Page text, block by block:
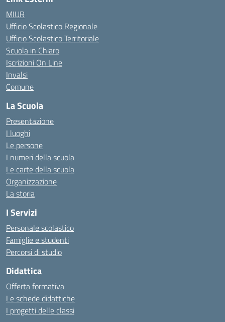
MIUR
Ufficio Scolastico Regionale
Ufficio Scolastico Territoriale
Scuola in Chiaro
Iscrizioni On Line
Invalsi
Comune
La Scuola
Presentazione
I luoghi
Le persone
I numeri della scuola
Le carte della scuola
Organizzazione
La storia
I Servizi
Personale scolastico
Famiglie e studenti
Percorsi di studio
Didattica
Offerta formativa
Le schede didattiche
I progetti delle classi